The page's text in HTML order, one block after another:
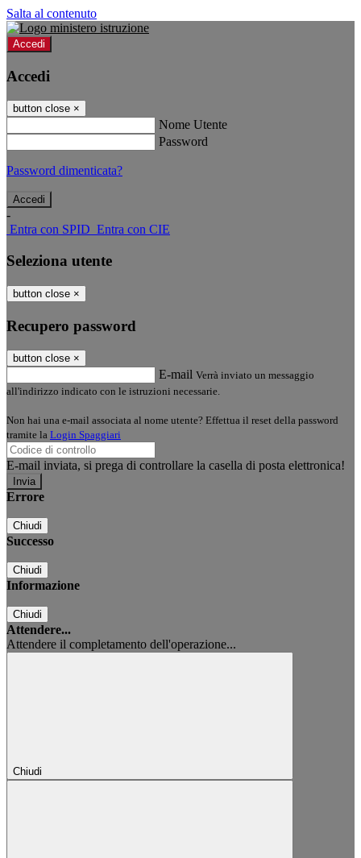
Salta al contenuto
Accedi
Accedi
button close ×
Nome Utente
Password
Password dimenticata?
-
Entra con SPID Entra con CIE
Seleziona utente
button close ×
Recupero password
button close ×
E-mail Verrà inviato un messaggio
all'indirizzo indicato con le istruzioni necessarie.
Non hai una e-mail associata al nome utente? Effettua il reset della password
tramite la Login Spaggiari
E-mail inviata, si prega di controllare la casella di posta elettronica!
Errore
Chiudi
Successo
Chiudi
Informazione
Chiudi
Attendere...
Attendere il completamento dell'operazione...
Chiudi